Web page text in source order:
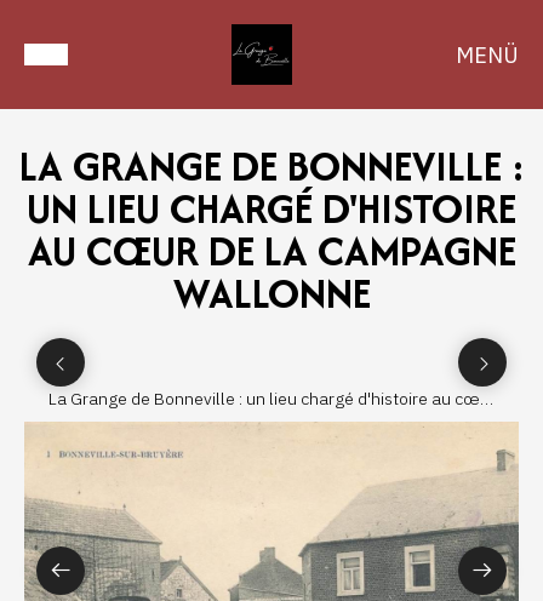
MENÜ
LA GRANGE DE BONNEVILLE :
UN LIEU CHARGÉ D'HISTOIRE
AU CŒUR DE LA CAMPAGNE
WALLONNE
La Grange de Bonneville : un lieu chargé d'histoire au cœur
de la campagne wallonne